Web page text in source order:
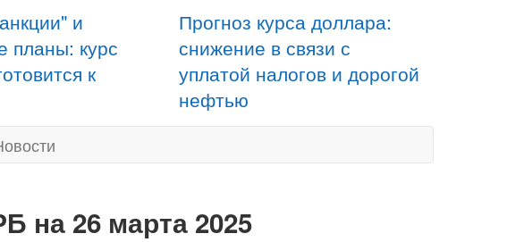
и
планы: курс
к
Прогноз курса доллара:
снижение в связи с
уплатой налогов и дорогой
нефтью
на 26 марта 2025